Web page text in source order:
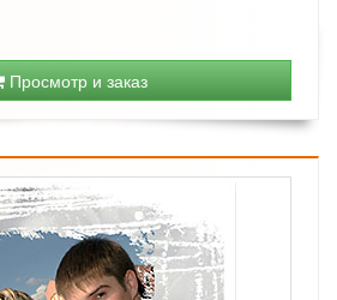
Просмотр и заказ